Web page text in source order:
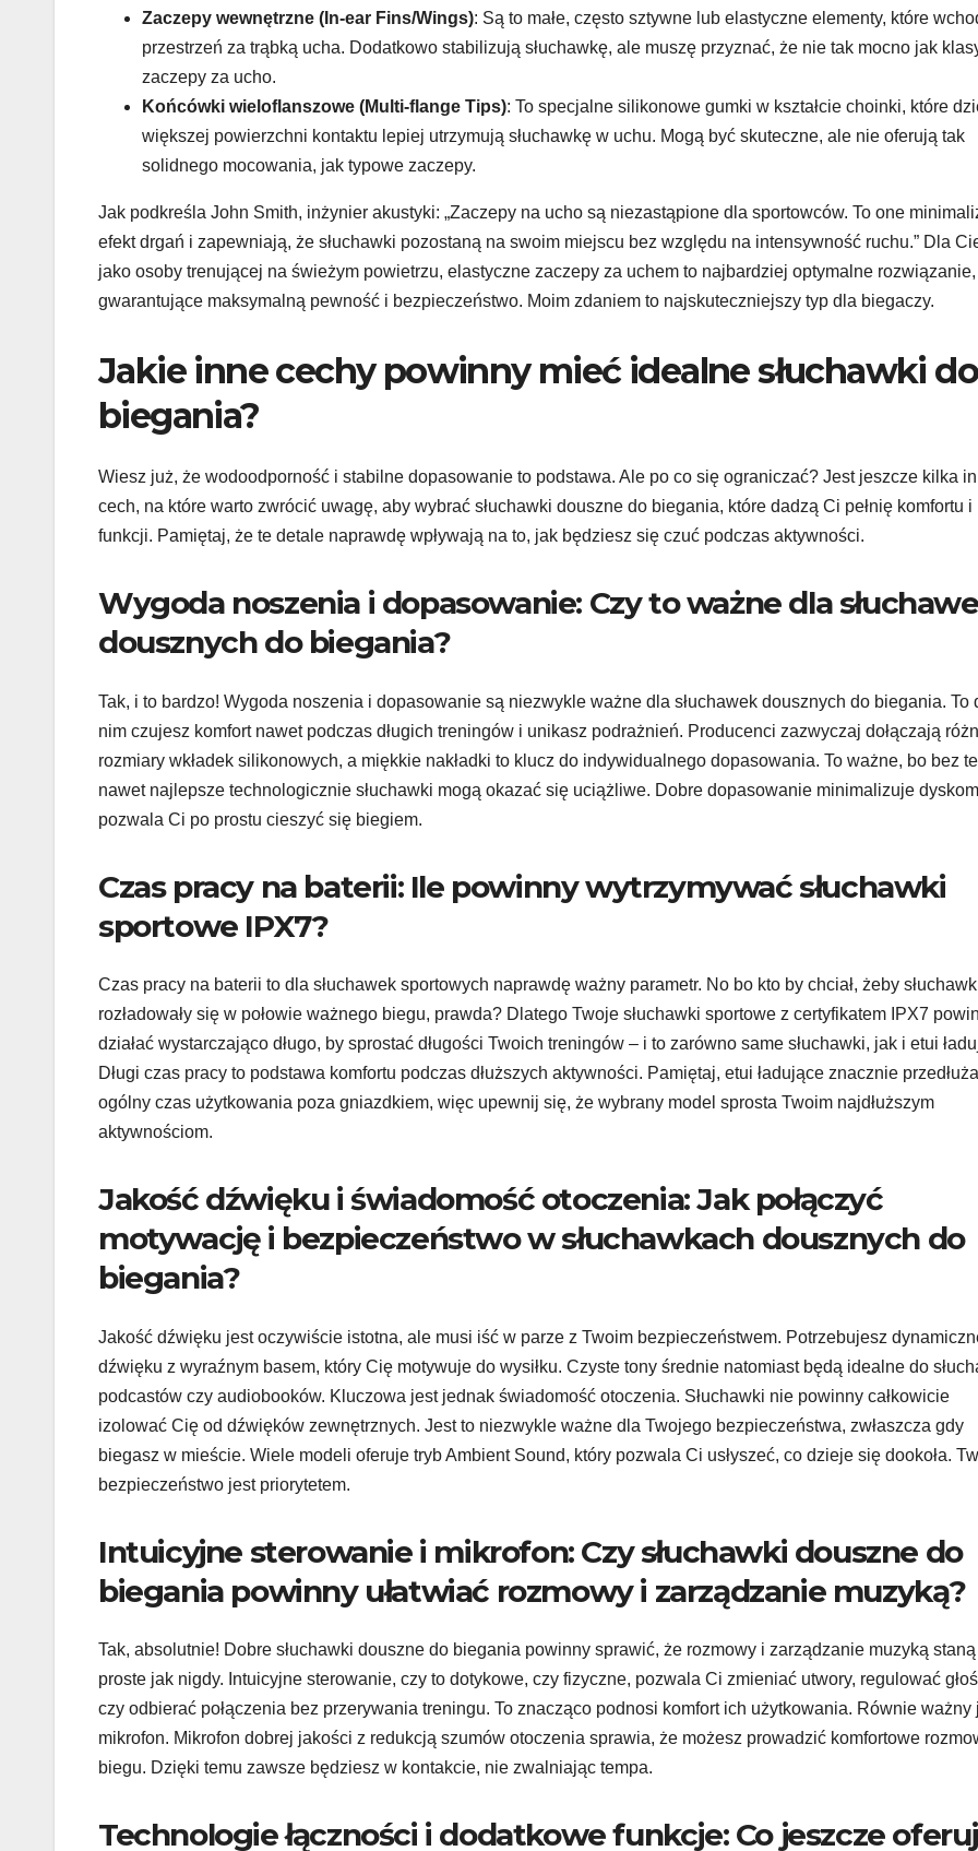
Zaczepy wewnętrzne (In-ear Fins/Wings): Są to małe, często sztywne lub elastyczne elementy, które
przestrzeń za trąbką ucha. Dodatkowo stabilizują słuchawkę, ale muszę przyznać, że nie tak mocno jak
zaczepy za ucho.
Końcówki wieloflanszowe (Multi-flange Tips): To specjalne silikonowe gumki w kształcie choinki, które
większej powierzchni kontaktu lepiej utrzymują słuchawkę w uchu. Mogą być skuteczne, ale nie oferują tak
solidnego mocowania, jak typowe zaczepy.
Jak podkreśla John Smith, inżynier akustyki: „Zaczepy na ucho są niezastąpione dla sportowców. To one
efekt drgań i zapewniają, że słuchawki pozostaną na swoim miejscu bez względu na intensywność ruchu.” Dla
jako osoby trenującej na świeżym powietrzu, elastyczne zaczepy za uchem to najbardziej optymalne rozwiązanie,
gwarantujące maksymalną pewność i bezpieczeństwo. Moim zdaniem to najskuteczniejszy typ dla biegaczy.
Jakie inne cechy powinny mieć idealne słuchawki do
biegania?
Wiesz już, że wodoodporność i stabilne dopasowanie to podstawa. Ale po co się ograniczać? Jest jeszcze kilka
cech, na które warto zwrócić uwagę, aby wybrać słuchawki douszne do biegania, które dadzą Ci pełnię komfortu i
funkcji. Pamiętaj, że te detale naprawdę wpływają na to, jak będziesz się czuć podczas aktywności.
Wygoda noszenia i dopasowanie: Czy to ważne dla
dousznych do biegania?
Tak, i to bardzo! Wygoda noszenia i dopasowanie są niezwykle ważne dla słuchawek dousznych do biegania. To
nim czujesz komfort nawet podczas długich treningów i unikasz podrażnień. Producenci zazwyczaj dołączają
rozmiary wkładek silikonowych, a miękkie nakładki to klucz do indywidualnego dopasowania. To ważne, bo bez
nawet najlepsze technologicznie słuchawki mogą okazać się uciążliwe. Dobre dopasowanie minimalizuje
pozwala Ci po prostu cieszyć się biegiem.
Czas pracy na baterii: Ile powinny wytrzymywać słuchawki
sportowe IPX7?
Czas pracy na baterii to dla słuchawek sportowych naprawdę ważny parametr. No bo kto by chciał, żeby
rozładowały się w połowie ważnego biegu, prawda? Dlatego Twoje słuchawki sportowe z certyfikatem IPX7
działać wystarczająco długo, by sprostać długości Twoich treningów – i to zarówno same słuchawki, jak i etui
Długi czas pracy to podstawa komfortu podczas dłuższych aktywności. Pamiętaj, etui ładujące znacznie przedłuża
ogólny czas użytkowania poza gniazdkiem, więc upewnij się, że wybrany model sprosta Twoim najdłuższym
aktywnościom.
Jakość dźwięku i świadomość otoczenia: Jak połączyć
motywację i bezpieczeństwo w słuchawkach dousznych do
biegania?
Jakość dźwięku jest oczywiście istotna, ale musi iść w parze z Twoim bezpieczeństwem. Potrzebujesz
dźwięku z wyraźnym basem, który Cię motywuje do wysiłku. Czyste tony średnie natomiast będą idealne do
podcastów czy audiobooków. Kluczowa jest jednak świadomość otoczenia. Słuchawki nie powinny całkowicie
izolować Cię od dźwięków zewnętrznych. Jest to niezwykle ważne dla Twojego bezpieczeństwa, zwłaszcza gdy
biegasz w mieście. Wiele modeli oferuje tryb Ambient Sound, który pozwala Ci usłyszeć, co dzieje się dookoła.
bezpieczeństwo jest priorytetem.
Intuicyjne sterowanie i mikrofon: Czy słuchawki douszne do
biegania powinny ułatwiać rozmowy i zarządzanie muzyką?
Tak, absolutnie! Dobre słuchawki douszne do biegania powinny sprawić, że rozmowy i zarządzanie muzyką
proste jak nigdy. Intuicyjne sterowanie, czy to dotykowe, czy fizyczne, pozwala Ci zmieniać utwory, regulować
czy odbierać połączenia bez przerywania treningu. To znacząco podnosi komfort ich użytkowania. Równie ważny
mikrofon. Mikrofon dobrej jakości z redukcją szumów otoczenia sprawia, że możesz prowadzić komfortowe
biegu. Dzięki temu zawsze będziesz w kontakcie, nie zwalniając tempa.
Technologie łączności i dodatkowe funkcje: Co jeszcze